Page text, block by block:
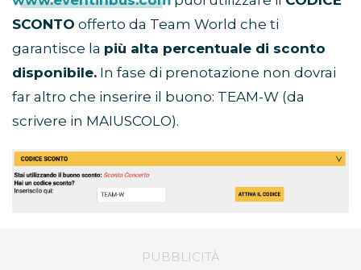
SCONTO offerto da Team World che ti
garantisce la più alta percentuale di sconto
disponibile. In fase di prenotazione non dovrai
far altro che inserire il buono: TEAM-W (da
scrivere in MAIUSCOLO).